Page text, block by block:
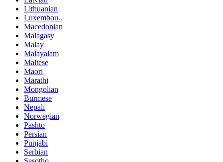
Lithuanian
Luxembou..
Macedonian
Malagasy
Malay
Malayalam
Maltese
Maori
Marathi
Mongolian
Burmese
Nepali
Norwegian
Pashto
Persian
Punjabi
Serbian